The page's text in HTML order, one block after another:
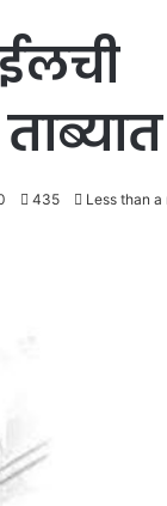
435 Less than a